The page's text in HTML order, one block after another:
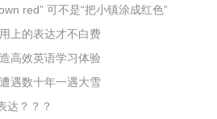
red” 可不是“把小镇涂成红色”
上的表达才不白费
高效英语学习体验
遇数十年一遇大雪
达？？？